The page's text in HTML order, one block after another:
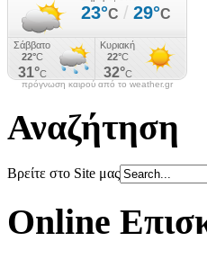
πρόγνωση καιρού από το weather.gr
Αναζήτηση
Βρείτε στο Site μας
Online